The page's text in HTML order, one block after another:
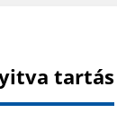
tartás